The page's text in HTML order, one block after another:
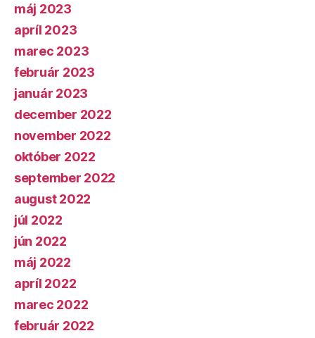
máj 2023
apríl 2023
marec 2023
február 2023
január 2023
december 2022
november 2022
október 2022
september 2022
august 2022
júl 2022
jún 2022
máj 2022
apríl 2022
marec 2022
február 2022